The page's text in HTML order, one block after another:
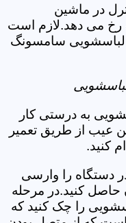
در ماشین
رخ می دهد.لازم است
لباسشویی سامسونگ
به درستی کار
عیب از طریق تعمیر
کنید.
دستگاه را وارسی
حاصل کنید.در مرحله
را چک کنید که